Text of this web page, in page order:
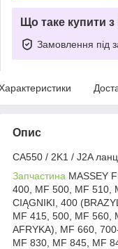
Що таке купити
Замовлення під
Опис
CA550 / 2K1 / J2A
Запчастина MASSEY
400, MF 500, MF 510,
CIĄGNIKI, 400
MF 415, 500, MF 560,
AFRYKA), MF 660,
MF 830, MF 845, MF